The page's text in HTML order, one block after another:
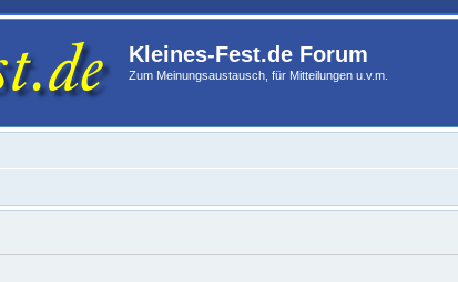
Kleines-Fest.de Forum
Zum Meinungsaustausch, für Mitteilungen u.v.m.